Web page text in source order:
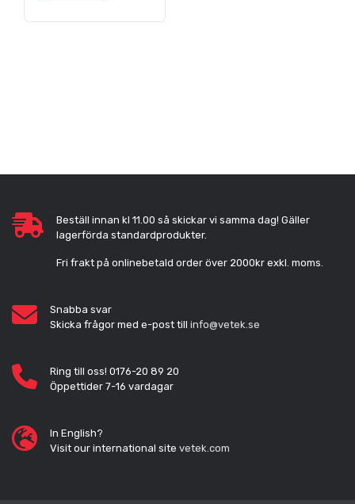
Beställ innan kl 11.00 så skickar vi samma dag! Gäller
lagerförda standardprodukter.
Fri frakt på onlinebetald order över 2000kr exkl. moms.
Snabba svar
Skicka frågor med e-post till info@vetek.se
Ring till oss! 0176-20 89 20
Öppettider 7-16 vardagar
In English?
Visit our international site vetek.com